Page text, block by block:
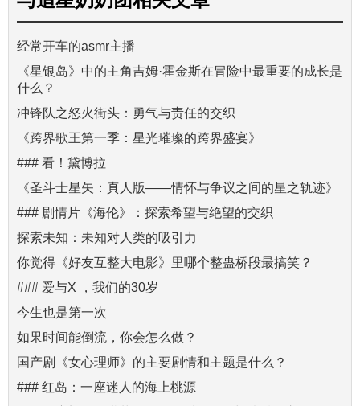
经常开车的asmr主播
《星银岛》中的主角吉姆·霍金斯在冒险中最重要的成长是
什么？
冲锋队之怒火街头：勇气与责任的交织
《跨界歌王第一季：星光璀璨的跨界盛宴》
### 看！黛博拉
《圣斗士星矢：真人版——情怀与争议之间的星之轨迹》
### 剧情片《海伦》：探索希望与绝望的交织
探索未知：未知对人类的吸引力
你觉得《好友互整大电影》里哪个整蛊桥段最搞笑？
### 爱与X ，我们的30岁
今生也是第一次
如果时间能倒流，你会怎么做？
国产剧《女心理师》的主要剧情和主题是什么？
### 红岛：一座迷人的海上桃源